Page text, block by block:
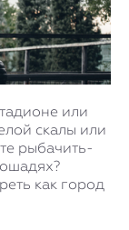
или
скалы или
рыбачить-
как город